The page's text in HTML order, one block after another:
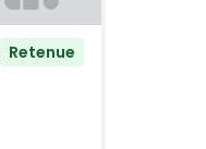
Retenue